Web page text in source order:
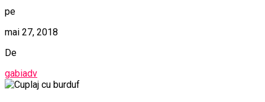
pe
mai 27, 2018
De
gabiadv